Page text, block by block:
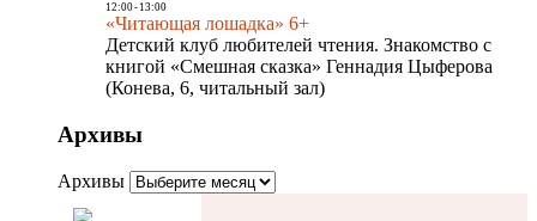
12:00- 13:00
«Читающая лошадка» 6+
Детский клуб любителей чтения. Знакомство с
книгой «Смешная сказка» Геннадия Цыферова
(Конева, 6, читальный зал)
Архивы
Архивы